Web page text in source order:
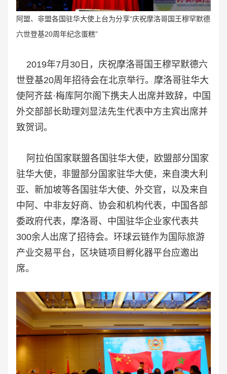
阿盟、非盟各国驻华大使上台为分享“庆祝摩洛哥国王穆罕默德
六世登基20周年纪念蛋糕”
2019年7月30日，庆祝摩洛哥国王穆罕默德六
世登基20周年招待会在北京举行。摩洛哥驻华大
使阿齐兹·梅库阿尔阁下携夫人出席并致辞，中国
外交部部长助理刘显法先生代表中方主宾出席并
致贺词。
阿拉伯国家联盟各国驻华大使，欧盟部分国家
驻华大使，非盟部分国家驻华大使，来自澳大利
亚、新加坡等各国驻华大使、外交官，以及来自
中阿、中非友好商、协会和机构代表，中国各部
委政府代表，摩洛哥、中国驻华企业家代表共
300余人出席了招待会。 环球云链作为国际旅游
产业交易平台，区块链项目孵化器平台应邀出
席。